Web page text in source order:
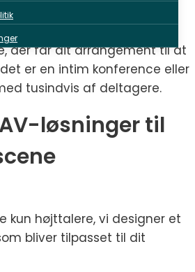
der får dit arrangement til at
er en intim konference eller
tusindvis af deltagere.
løsninger til
kun højttalere, vi designer et
bliver tilpasset til dit